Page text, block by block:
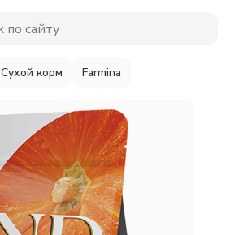
Сухой корм Farmina